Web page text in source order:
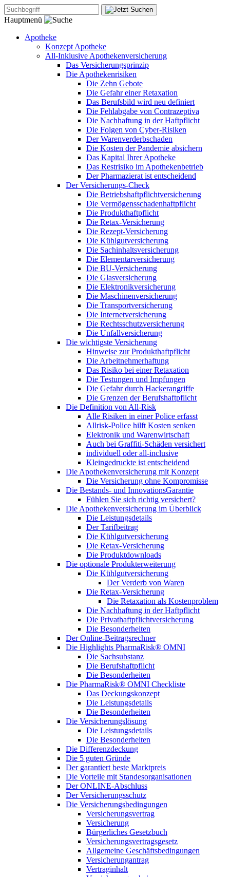
Hauptmenü
Apotheke
Konzept Apotheke
All-Inklusive Apothekenversicherung
Das Versicherungsprinzip
Die Apothekenrisiken
Die Zehn Gebote
Die Gefahr einer Retaxation
Das Berufsbild wird neu definiert
Die Fehlabgabe von Contrazeptiva
Die Nachhaftung in der Haftpflicht
Die Folgen von Cyber-Risiken
Der Warenverderbschaden
Die Kosten der Pandemie absichern
Das Kapital Ihrer Apotheke
Das Restrisiko im Apothekenbetrieb
Der Pharmazierat ist entscheidend
Der Versicherungs-Check
Die Betriebshaftpflichtversicherung
Die Vermögensschadenhaftpflicht
Die Produkthaftpflicht
Die Retax-Versicherung
Die Rezept-Versicherung
Die Kühlgutversicherung
Die Sachinhaltsversicherung
Die Elementarversicherung
Die BU-Versicherung
Die Glasversicherung
Die Elektronikversicherung
Die Maschinenversicherung
Die Transportversicherung
Die Internetversicherung
Die Rechtsschutzversicherung
Die Unfallversicherung
Die wichtigste Versicherung
Hinweise zur Produkthaftpflicht
Die Arbeitnehmerhaftung
Das Risiko bei einer Retaxation
Die Testungen und Impfungen
Die Gefahr durch Hackerangriffe
Die Grenzen der Berufshaftpflicht
Die Definition von All-Risk
Alle Risiken in einer Police erfasst
Allrisk-Police hilft Kosten senken
Elektronik und Warenwirtschaft
Auch bei Graffiti-Schäden versichert
individuell oder all-inclusive
Kleingedruckte ist entscheidend
Die Apothekenversicherung mit Konzept
Die Versicherung ohne Kompromisse
Die Bestands- und InnovationsGarantie
Fühlen Sie sich richtig versichert?
Die Apothekenversicherung im Überblick
Die Leistungsdetails
Der Tarifbeitrag
Die Kühlgutversicherung
Die Retax-Versicherung
Die Produktdownloads
Die optionale Produkterweiterung
Die Kühlgutversicherung
Der Verderb von Waren
Die Retax-Versicherung
Die Retaxation als Kostenproblem
Die Nachhaftung in der Haftpflicht
Die Privathaftpflichtversicherung
Die Besonderheiten
Der Online-Beitragsrechner
Die Highlights PharmaRisk® OMNI
Die Sachsubstanz
Die Berufshaftpflicht
Die Besonderheiten
Die PharmaRisk® OMNI Checkliste
Das Deckungskonzept
Die Leistungsdetails
Die Besonderheiten
Die Versicherungslösung
Die Leistungsdetails
Die Besonderheiten
Die Differenzdeckung
Die 5 guten Gründe
Der garantiert beste Marktpreis
Die Vorteile mit Standesorganisationen
Der ONLINE-Abschluss
Der Versicherungsschutz
Die Versicherungsbedingungen
Versicherungsvertrag
Versicherung
Bürgerliches Gesetzbuch
Versicherungsvertragsgesetz
Allgemeine Geschäftsbedingungen
Versicherungantrag
Vertraginhalt